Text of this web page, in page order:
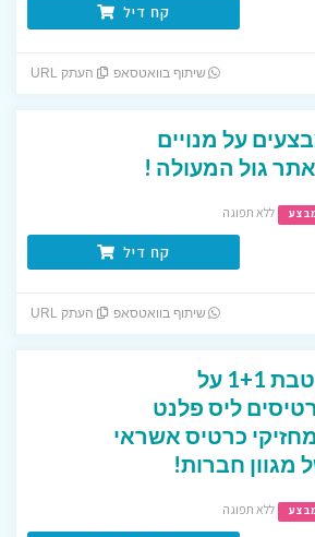
קח דיל
שיתוף בוואטסאפ העתק URL
על מנויים
גול המעולה !
ללא תפוגה
קח דיל
שיתוף בוואטסאפ העתק URL
הטבת 1+1 על
ליס פלנט
כרטיס אשראי
מגוון חברות!
ללא תפוגה